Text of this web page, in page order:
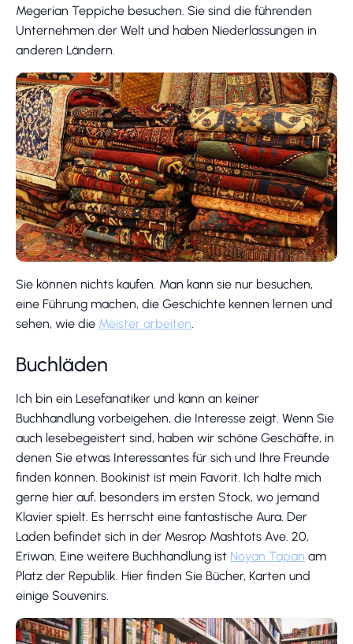
Megerian Teppiche besuchen. Sie sind die führenden
Unternehmen der Welt und haben Niederlassungen in
anderen Ländern.
Sie können nichts kaufen. Man kann sie nur besuchen,
eine Führung machen, die Geschichte kennen lernen und
sehen, wie die Meister arbeiten.
Buchläden
Ich bin ein Lesefanatiker und kann an keiner
Buchhandlung vorbeigehen, die Interesse zeigt. Wenn Sie
auch lesebegeistert sind, haben wir schöne Geschäfte, in
denen Sie etwas Interessantes für sich und Ihre Freunde
finden können. Bookinist ist mein Favorit. Ich halte mich
gerne hier auf, besonders im ersten Stock, wo jemand
Klavier spielt. Es herrscht eine fantastische Aura. Der
Laden befindet sich in der Mesrop Mashtots Ave. 20,
Eriwan. Eine weitere Buchhandlung ist Noyan Tapan am
Platz der Republik. Hier finden Sie Bücher, Karten und
einige Souvenirs.